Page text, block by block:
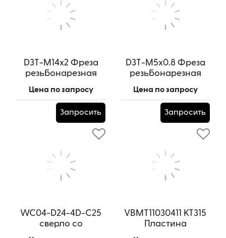
D3T-M14x2 Фреза
резьбонарезная
металлу
Артикул:
Цена по запросу
Запросить
D3T-M5x0.8 Фреза
резьбонарезная
металлу
Цена по запросу
Запросить
WC04-D24-4D-C25
сверло со
VBMT11030411 KT315
Пластина